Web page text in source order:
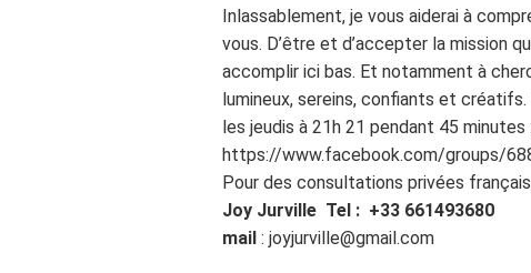
Inlassablement, je vous aiderai à
vous. D’être et d’accepter la mission
accomplir ici bas. Et notamment à
lumineux, sereins, confiants et
les jeudis à 21h 21 pendant 45 minutes
https://www.facebook.com/groups/
Pour des consultations privées
Joy Jurville Tel : +33 661493680
mail: joyjurville@gmail.com